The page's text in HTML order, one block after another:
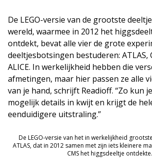
De LEGO-versie van de grootste
wereld, waarmee in 2012 het
ontdekt, bevat alle vier de grote
deeltjesbotsingen bestuderen: ATLAS,
ALICE. In werkelijkheid hebben die
afmetingen, maar hier passen ze alle
van je hand, schrijft Readioff. “Zo kun
mogelijk details in kwijt en krijgt de
eenduidigere uitstraling.”
De LEGO-versie van het in werkelijkheid
ATLAS, dat in 2012 samen met zijn iets kleinere
CMS het higgsdeeltje ontdekte.